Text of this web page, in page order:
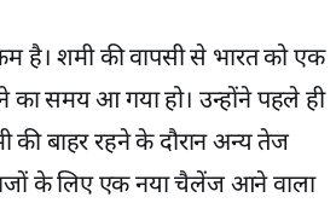
है। शमी की वापसी से भारत को एक
समय आ गया हो। उन्होंने पहले ही
बाहर रहने के दौरान अन्य तेज
के लिए एक नया चैलेंज आने वाला